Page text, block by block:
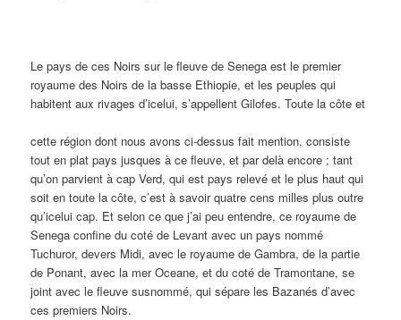
Le pays de ces Noirs sur le fleuve de Senega est le premier
royaume des Noirs de la basse Ethiopie, et les peuples qui
habitent aux rivages d’icelui, s’appellent Gilofes. Toute la côte et
cette région dont nous avons ci-dessus fait mention, consiste
tout en plat pays jusques à ce fleuve, et par delà encore ; tant
qu’on parvient à cap Verd, qui est pays relevé et le plus haut qui
soit en toute la côte, c’est à savoir quatre cens milles plus outre
qu’icelui cap. Et selon ce que j’ai peu entendre, ce royaume de
Senega confine du coté de Levant avec un pays nommé
Tuchuror, devers Midi, avec le royaume de Gambra, de la partie
de Ponant, avec la mer Oceane, et du coté de Tramontane, se
joint avec le fleuve susnommé, qui sépare les Bazanés d’avec
ces premiers Noirs.